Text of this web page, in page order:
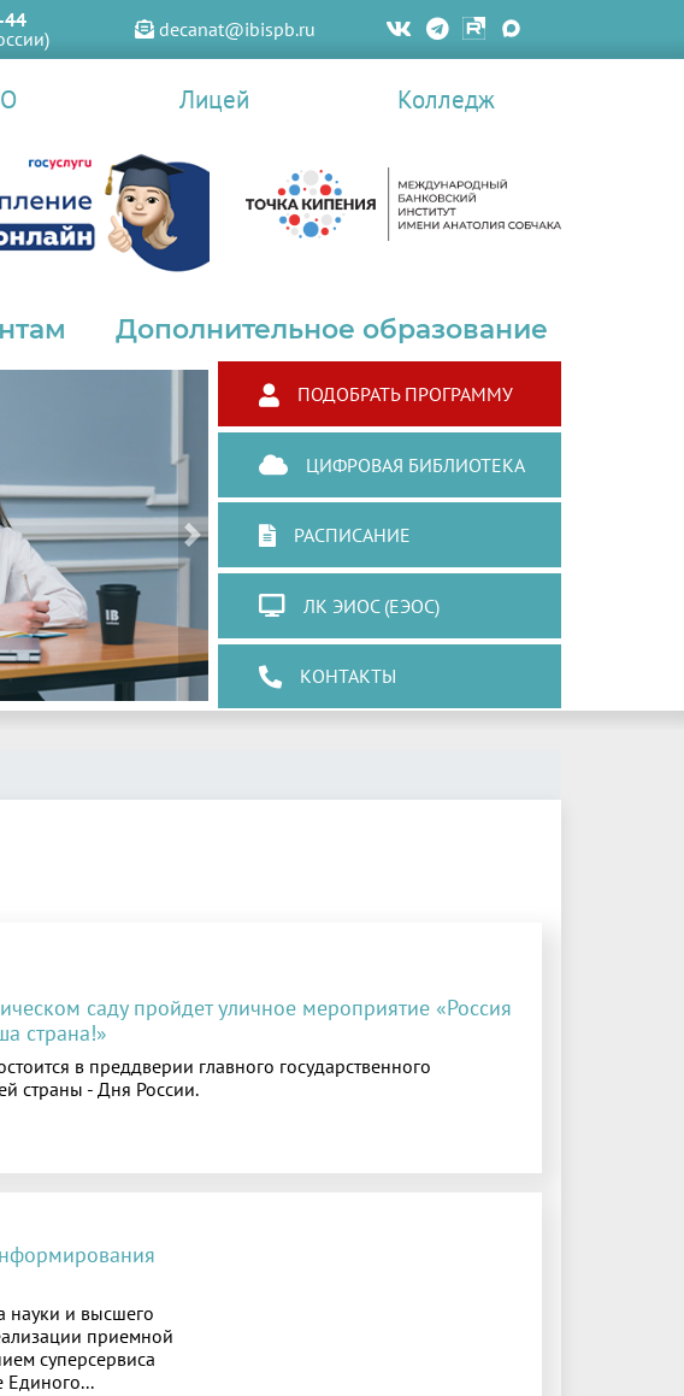
44
decanat@ibispb.ru
Лицей Колледж
Дополнительное образование
Next
ПОДОБРАТЬ ПРОГРАММУ
ЦИФРОВАЯ БИБЛИОТЕКА
РАСПИСАНИЕ
ЛК ЭИОС (ЕЭОС)
КОНТАКТЫ
саду пройдет уличное мероприятие «Россия
страна!»
в преддверии главного государственного
страны - Дня России.
науки и высшего
приемной
суперсервиса
Единого...